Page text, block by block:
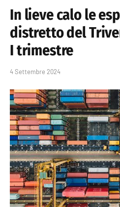
In lieve calo le
distretto del
I trimestre
4 Settembre 2024